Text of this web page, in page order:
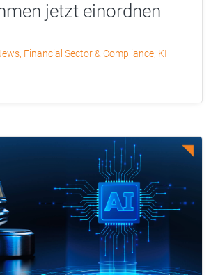
jetzt einordnen
, Financial Sector & Compliance, KI